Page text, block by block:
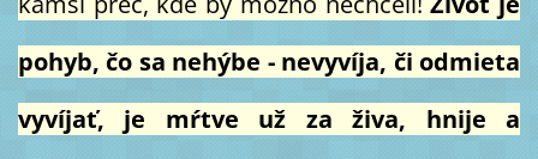
pohyb, čo sa nehýbe - nevyvíja, či odmieta
vyvíjať, je mŕtve už za živa, hnije a